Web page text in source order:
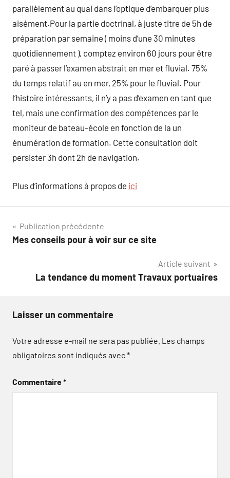
parallèlement au quai dans l’optique d’embarquer plus
aisément.Pour la partie doctrinal, à juste titre de 5h de
préparation par semaine ( moins d’une 30 minutes
quotidiennement ), comptez environ 60 jours pour être
paré à passer l’examen abstrait en mer et fluvial. 75%
du temps relatif au en mer, 25% pour le fluvial. Pour
l’histoire intéressants, il n’y a pas d’examen en tant que
tel, mais une confirmation des compétences par le
moniteur de bateau-école en fonction de la un
énumération de formation. Cette consultation doit
persister 3h dont 2h de navigation.
Plus d’informations à propos de ici
Navigation
de
Publication précédente
Mes conseils pour à voir sur ce site
Article suivant
La tendance du moment Travaux portuaires
Laisser un commentaire
Votre adresse e-mail ne sera pas publiée. Les champs
obligatoires sont indiqués avec*
Commentaire*